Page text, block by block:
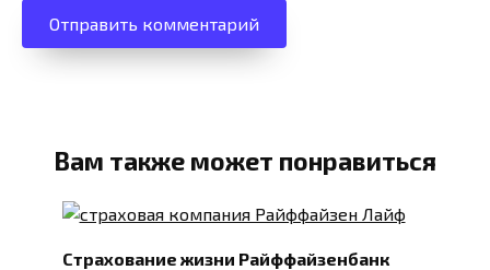
Вам также может понравиться
Страхование жизни Райффайзенбанк